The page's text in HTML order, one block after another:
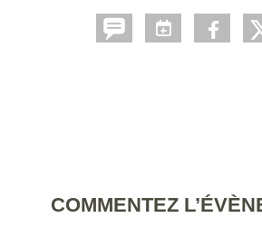
COMMENTEZ